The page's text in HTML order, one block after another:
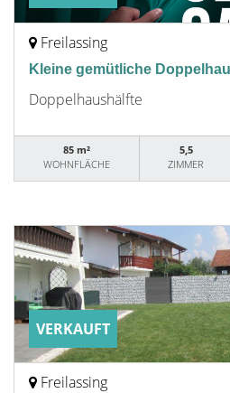
Freilassing
Kleine gemütliche
Doppelhaushälfte
85 m²
WOHNFLÄCHE
5,5
ZIMMER
VERKAUFT
Freilassing